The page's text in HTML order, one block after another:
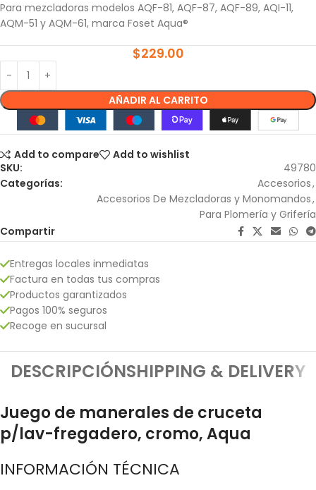
Para mezcladoras modelos AQF-81, AQF-87, AQF-89, AQI-11,
AQM-51 y AQM-61, marca Foset Aqua®
$229.00
AÑADIR AL CARRITO
Add to compare
Add to wishlist
SKU:
49780
Categorías:
Accesorios,
Accesorios De Mezcladoras y Monomandos,
Para Plomería y Grifería
Compartir
Entregas locales inmediatas
Factura en todas tus compras
Productos garantizados
Pagos 100% seguros
Recoge en sucursal
DESCRIPCIÓNSHIPPING & DELIVERY
Juego de manerales de cruceta
p/lav-fregadero, cromo, Aqua
INFORMACIÓN TÉCNICA